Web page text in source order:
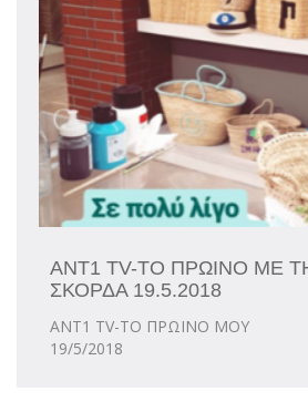
ANT1 TV-TO ΠΡΩΙΝΟ ΜΕ
ΣΚΟΡΔΑ 19.5.2018
ANT1 TV-TO ΠΡΩΙΝΟ ΜΟΥ
19/5/2018